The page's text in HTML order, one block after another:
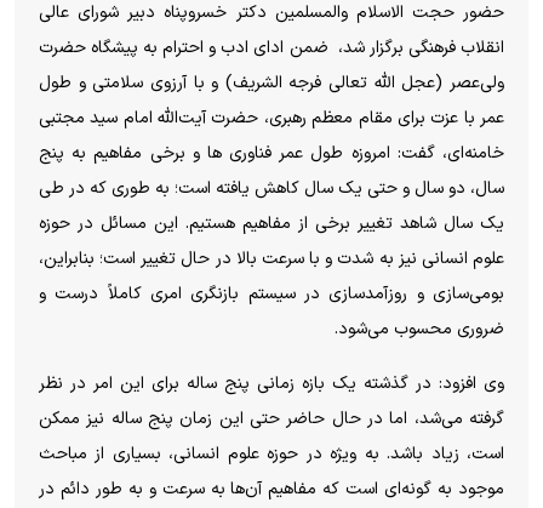
حضور حجت الاسلام والمسلمین دکتر خسروپناه دبیر شورای عالی
انقلاب فرهنگی برگزار شد، ضمن ادای ادب و احترام به پیشگاه حضرت
ولی‌عصر (عجل الله تعالی فرجه الشریف) و با آرزوی سلامتی و طول
عمر با عزت برای مقام معظم رهبری، حضرت آیت‌الله امام سید مجتبی
خامنه‌ای، گفت: امروزه طول عمر فناوری ها و برخی مفاهیم به پنج
سال، دو سال و حتی یک سال کاهش یافته است؛ به طوری که در طی
یک سال شاهد تغییر برخی از مفاهیم هستیم. این مسائل در حوزه
علوم انسانی نیز به شدت و با سرعت بالا در حال تغییر است؛ بنابراین،
بومی‌سازی و روزآمدسازی در سیستم بازنگری امری کاملاً درست و
ضروری محسوب می‌شود.
وی افزود: در گذشته یک بازه زمانی پنج ساله برای این امر در نظر
گرفته می‌شد، اما در حال حاضر حتی این زمان پنج ساله نیز ممکن
است، زیاد باشد. به ویژه در حوزه علوم انسانی، بسیاری از مباحث
موجود به گونه‌ای است که مفاهیم آن‌ها به سرعت و به طور دائم در